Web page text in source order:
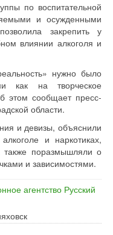
по воспитательной
и осужденными
закрепить у
влиянии алкоголя и
нужно было
как на творческое
этом сообщает пресс-
области.
и девизы, объяснили
и наркотиках,
также поразмышляли о
и зависимостями.
агентство Русский